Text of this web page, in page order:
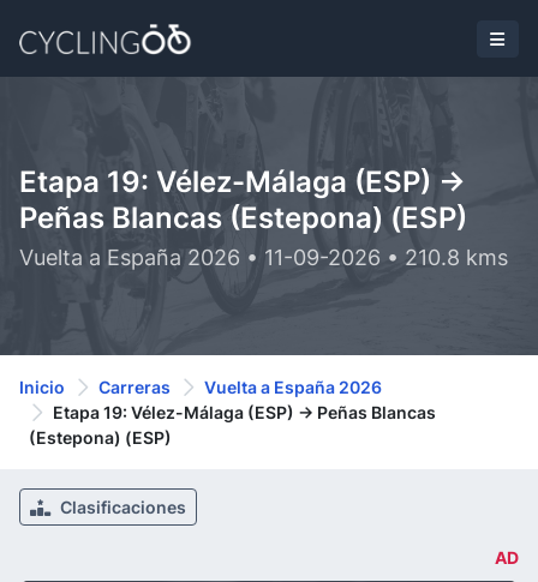
Etapa 19: Vélez-Málaga (ESP) ->
Peñas Blancas (Estepona) (ESP)
Vuelta a España 2026 • 11-09-2026 • 210.8 kms
Inicio Carreras
Vuelta a España 2026
Etapa 19: Vélez-Málaga (ESP) -> Peñas Blancas
(Estepona) (ESP)
Clasificaciones
AD